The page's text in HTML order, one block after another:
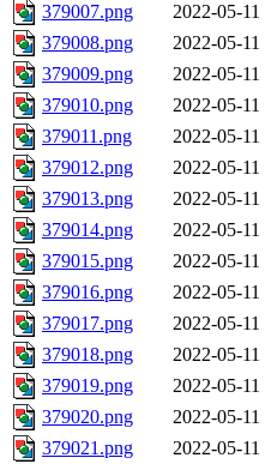
379007.png
2022-05-11
379008.png
2022-05-11
379009.png
2022-05-11
379010.png
2022-05-11
379011.png
2022-05-11
379012.png
2022-05-11
379013.png
2022-05-11
379014.png
2022-05-11
379015.png
2022-05-11
379016.png
2022-05-11
379017.png
2022-05-11
379018.png
2022-05-11
379019.png
2022-05-11
379020.png
2022-05-11
379021.png
2022-05-11